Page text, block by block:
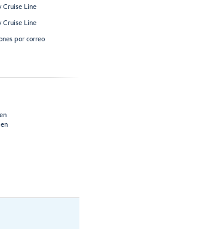
Cruise Line
Cruise Line
por correo